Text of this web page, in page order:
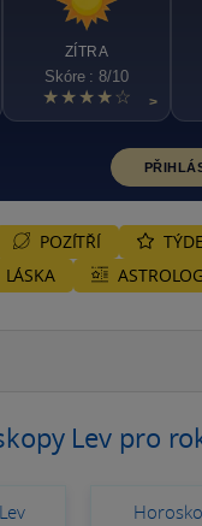
ZÍTRA
Skóre : 8/10
★★★★☆ >
POZÍTŘÍ
LÁSKA
Lev pro